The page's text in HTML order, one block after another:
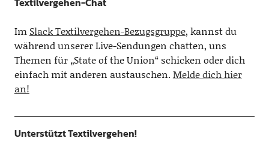
Im Slack Textilvergehen-Bezugsgruppe, kannst du
während unserer Live-Sendungen chatten, uns
Themen für „State of the Union“ schicken oder dich
einfach mit anderen austauschen.Melde dich hier
an!
Unterstützt Textilvergehen!